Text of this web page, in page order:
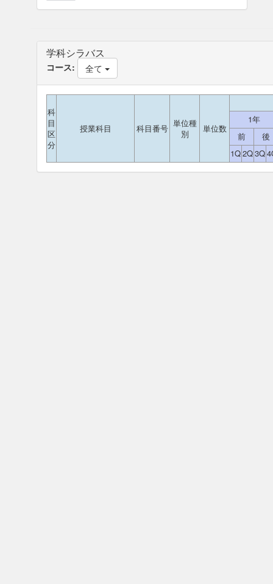
学科シラバス
コース: 全て
科
目
区
分
授業科目 科目番号 単位種
別
単位数
1年
前
後
1Q2Q3Q